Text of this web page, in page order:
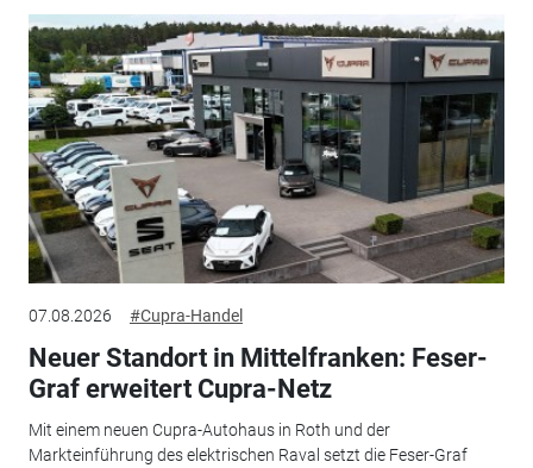
07.08.2026 #Cupra-Handel
Neuer Standort in Mittelfranken: Feser-
Graf erweitert Cupra-Netz
Mit einem neuen Cupra-Autohaus in Roth und der
Markteinführung des elektrischen Raval setzt die Feser-Graf